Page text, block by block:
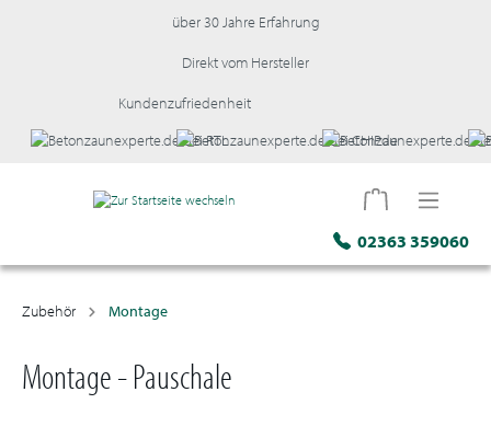
über 30 Jahre Erfahrung
Direkt vom Hersteller
Kundenzufriedenheit
02363 359060
Zubehör Montage
Montage - Pauschale